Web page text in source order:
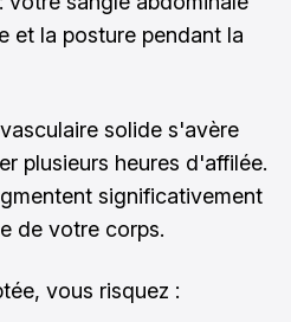
et la posture pendant la
solide s'avère
plusieurs heures d'affilée.
significativement
de votre corps.
vous risquez :